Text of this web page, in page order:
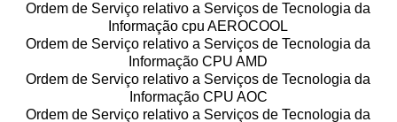
Ordem de Serviço relativo a Serviços de Tecnologia da
Informação cpu AEROCOOL
Ordem de Serviço relativo a Serviços de Tecnologia da
Informação CPU AMD
Ordem de Serviço relativo a Serviços de Tecnologia da
Informação CPU AOC
Ordem de Serviço relativo a Serviços de Tecnologia da